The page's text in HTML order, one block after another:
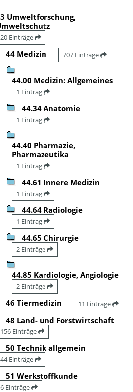
Umweltforschung,
20 Einträge
44 Medizin 707 Einträge
44.00 Medizin: Allgemeines
1 Eintrag
44.34 Anatomie
1 Eintrag
44.40 Pharmazie,
Pharmazeutika
1 Eintrag
44.61 Innere Medizin
1 Eintrag
44.64 Radiologie
1 Eintrag
44.65 Chirurgie
2 Einträge
44.85 Kardiologie, Angiologie
2 Einträge
46 Tiermedizin 11 Einträge
48 Land- und Forstwirtschaft
156 Einträge
50 Technik allgemein
44 Einträge
51 Werkstoffkunde
6 Einträge